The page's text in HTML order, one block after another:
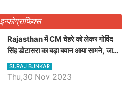
इन्फोग्राफिक्स
Rajasthan में CM चेहरे को लेकर गोविंद
सिंह डोटासरा का बड़ा बयान आया सामने, जानें
विचार
SURAJ BUNKAR
Thu,30 Nov 2023